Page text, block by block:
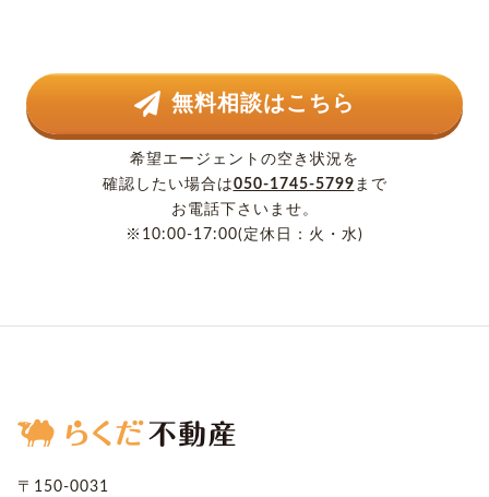
無料相談はこちら
希望エージェントの空き状況を
確認したい場合は050-1745-5799 まで
お電話下さいませ。
※10:00-17:00(定休日：火・水)
〒150-0031